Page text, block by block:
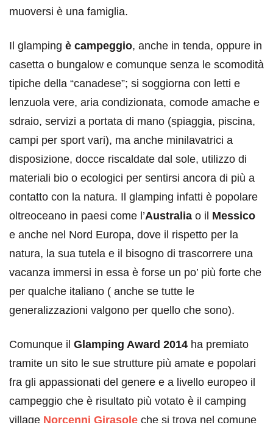
muoversi è una famiglia.
Il glamping è campeggio, anche in tenda, oppure in
casetta o bungalow e comunque senza le scomodità
tipiche della “canadese”; si soggiorna con letti e
lenzuola vere, aria condizionata, comode amache e
sdraio, servizi a portata di mano (spiaggia, piscina,
campi per sport vari), ma anche minilavatrici a
disposizione, docce riscaldate dal sole, utilizzo di
materiali bio o ecologici per sentirsi ancora di più a
contatto con la natura. Il glamping infatti è popolare
oltreoceano in paesi come l’Australia o il Messico
e anche nel Nord Europa, dove il rispetto per la
natura, la sua tutela e il bisogno di trascorrere una
vacanza immersi in essa è forse un po’ più forte che
per qualche italiano ( anche se tutte le
generalizzazioni valgono per quello che sono).
Comunque il Glamping Award 2014 ha premiato
tramite un sito le sue strutture più amate e popolari
fra gli appassionati del genere e a livello europeo il
campeggio che è risultato più votato è il camping
village Norcenni Girasole che si trova nel comune